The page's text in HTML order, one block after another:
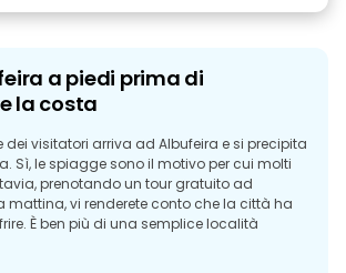
a piedi prima di
la costa
visitatori arriva ad Albufeira e si precipita
Sì, le spiagge sono il motivo per cui molti
prenotando un tour gratuito ad
mattina, vi renderete conto che la città ha
È ben più di una semplice località